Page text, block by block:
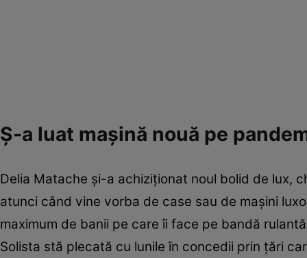
Ș-a luat mașină nouă pe
Delia Matache și-a achiziționat noul bolid de lux,
atunci când vine vorba de case sau de mașini
maximum de banii pe care îi face pe bandă
Solista stă plecată cu lunile în concedii prin țări